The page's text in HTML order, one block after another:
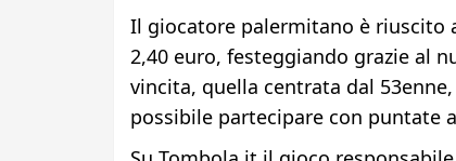
Il giocatore palermitano è riuscito
2,40 euro, festeggiando grazie al
vincita, quella centrata dal
possibile partecipare con puntate